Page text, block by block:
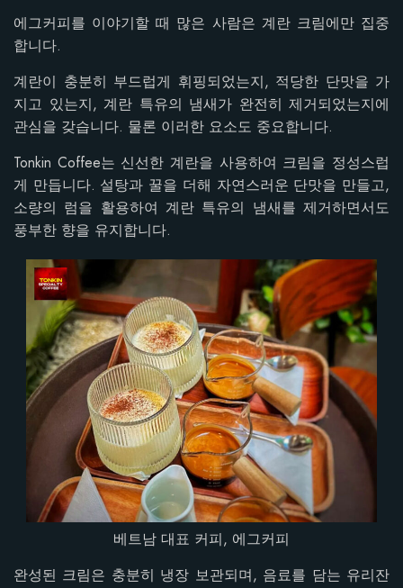
에그커피를 이야기할 때 많은 사람은 계란 크림에만 집중
합니다.
계란이 충분히 부드럽게 휘핑되었는지, 적당한 단맛을 가
지고 있는지, 계란 특유의 냄새가 완전히 제거되었는지에
관심을 갖습니다. 물론 이러한 요소도 중요합니다.
Tonkin Coffee는 신선한 계란을 사용하여 크림을 정성스럽
게 만듭니다. 설탕과 꿀을 더해 자연스러운 단맛을 만들고,
소량의 럼을 활용하여 계란 특유의 냄새를 제거하면서도
풍부한 향을 유지합니다.
베트남 대표 커피, 에그커피
완성된 크림은 충분히 냉장 보관되며, 음료를 담는 유리잔